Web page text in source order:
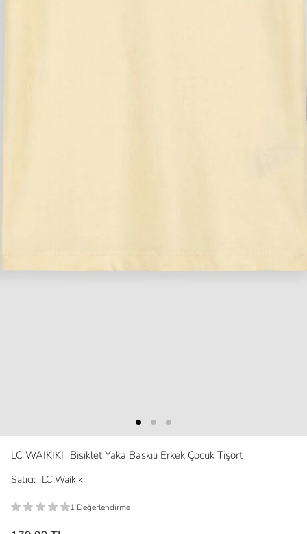
LC WAIKIKI Bisiklet Yaka Baskılı Erkek Çocuk Tişört
Satıcı: LC Waikiki
1 Değerlendirme